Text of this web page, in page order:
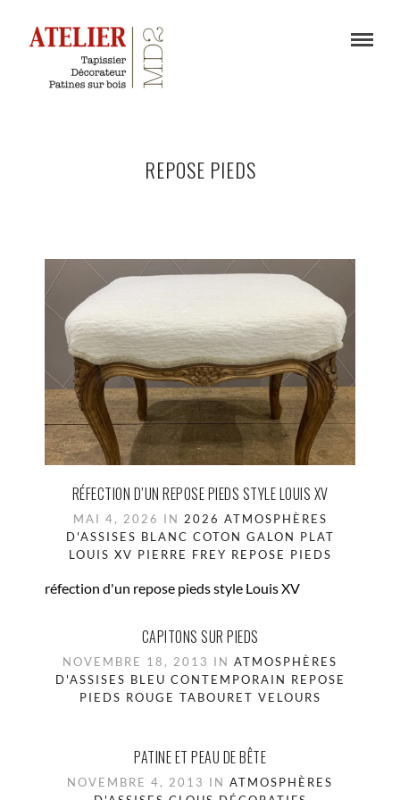
REPOSE PIEDS
RÉFECTION D’UN REPOSE PIEDS STYLE LOUIS XV
MAI 4, 2026 IN 2026 ATMOSPHÈRES
D'ASSISES BLANC COTON GALON PLAT
LOUIS XV PIERRE FREY REPOSE PIEDS
réfection d'un repose pieds style Louis XV
CAPITONS SUR PIEDS
NOVEMBRE 18, 2013 IN ATMOSPHÈRES
D'ASSISES BLEU CONTEMPORAIN REPOSE
PIEDS ROUGE TABOURET VELOURS
PATINE ET PEAU DE BÊTE
NOVEMBRE 4, 2013 IN ATMOSPHÈRES